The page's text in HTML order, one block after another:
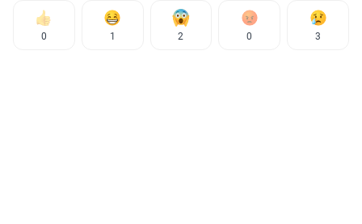
0 1 2 0 3